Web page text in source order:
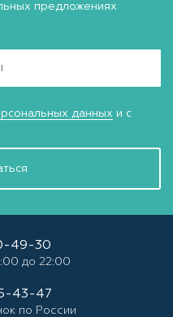
предложениях
данных и с
49-30
до 22:00
43-47
по России